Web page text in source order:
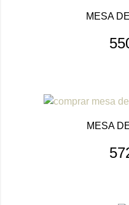
MESA
MESA